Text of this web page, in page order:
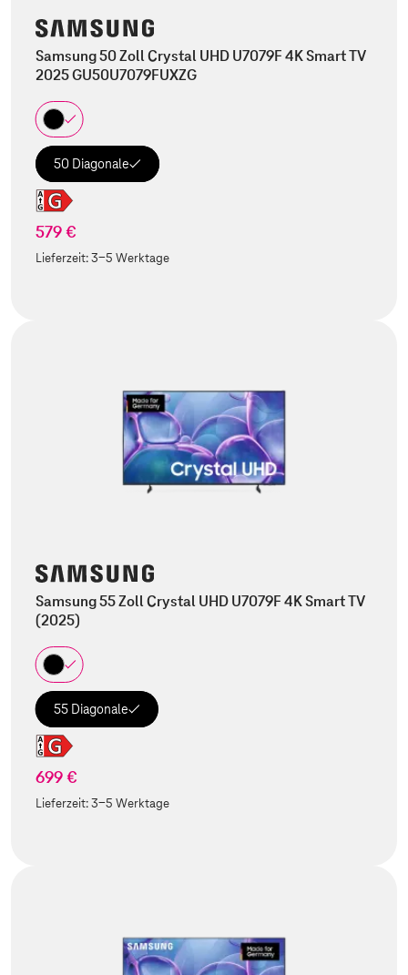
Samsung 50 Zoll Crystal UHD U7079F 4K Smart TV
2025 GU50U7079FUXZG
50 Diagonale
579 €
Lieferzeit:3-5 Werktage
Samsung 55 Zoll Crystal UHD U7079F 4K Smart TV
(2025)
55 Diagonale
699 €
Lieferzeit:3-5 Werktage